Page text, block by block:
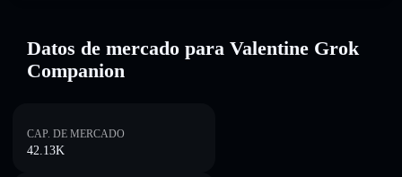
Datos de mercado para Valentine Grok
Companion
CAP. DE MERCADO
42.13K